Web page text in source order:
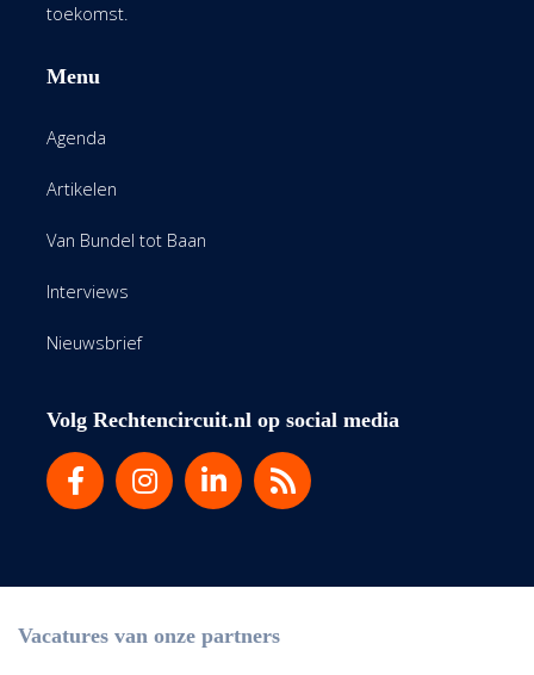
toekomst.
Menu
Agenda
Artikelen
Van Bundel tot Baan
Interviews
Nieuwsbrief
Volg Rechtencircuit.nl op social media
Vacatures van onze partners